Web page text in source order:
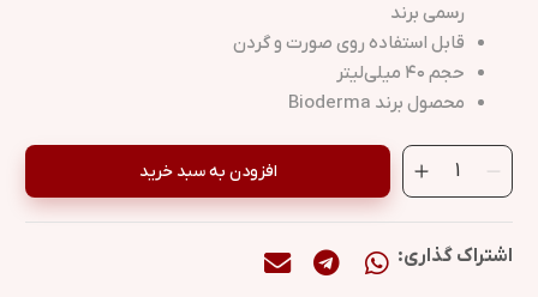
رسمی برند
قابل استفاده روی صورت و گردن
حجم ۴۰ میلی‌لیتر
محصول برند Bioderma
افزودن به سبد خرید
اشتراک گذاری: